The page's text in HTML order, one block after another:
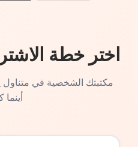
اختر خطة
مكتبتك الشخصية في متناول